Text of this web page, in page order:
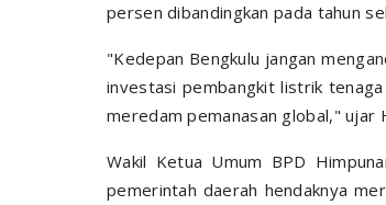
persen dibandingkan pada tahun
"Kedepan Bengkulu jangan
investasi pembangkit listrik
meredam pemanasan global," ujar
Wakil Ketua Umum BPD
pemerintah daerah hendaknya